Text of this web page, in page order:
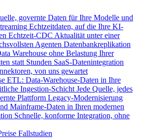
governte Daten für Ihre Modelle und
Echtzeitdaten, auf die Ihre KI-
Echtzeit-CDC Aktualität unter einer
Agenten Datenbankreplikation
Warehouse ohne Belastung Ihrer
statt Stunden SaaS-Datenintegration
von uns gewartet
ETL: Data-Warehouse-Daten in Ihre
Ingestion-Schicht Jede Quelle, jedes
Plattform Legacy-Modernisierung
Mainframe-Daten in Ihren modernen
Schnelle, konforme Integration, ohne
Fallstudien